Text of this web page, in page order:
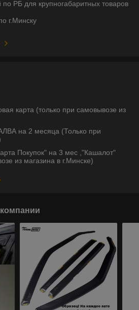
по РБ для крупногабаритных товаров
г.Минску
карта (только при самовывозе из
на 2 месяца (Только при
Покупок" на 3 мес ,"Кашалот"
из магазина в г.Минске)